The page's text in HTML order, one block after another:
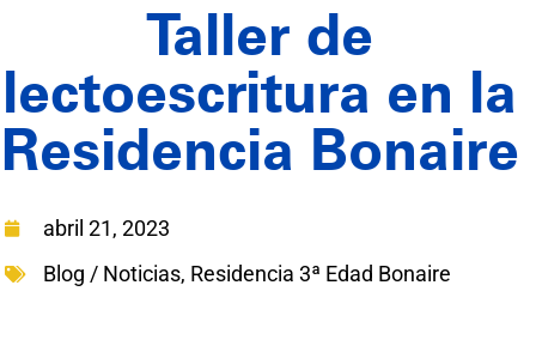
Taller de
lectoescritura en la
Residencia Bonaire
abril 21, 2023
Blog / Noticias, Residencia 3ª Edad Bonaire